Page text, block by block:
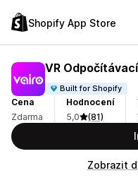
Shopify App Store
VR
Built for Shopify
Cena
Zdarma
Hodnocení
5,0
(81)
Zobrazit